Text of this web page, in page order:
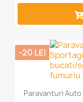
Paravanturi Auto
-20 LEI